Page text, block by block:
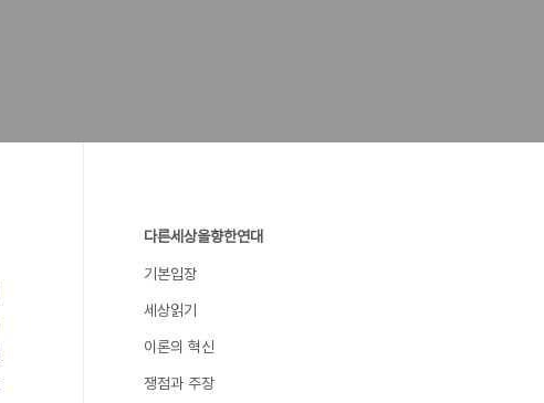
다른세상을향한연대
기본입장
세상읽기
이론의 혁신
쟁점과 주장